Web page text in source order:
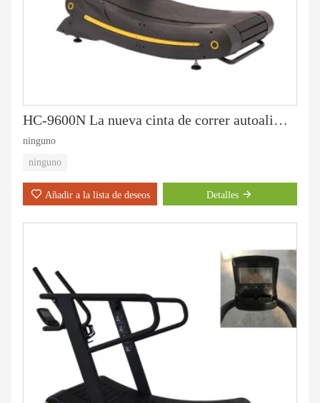
HC-9600N La nueva cinta de correr autoalimentada
ninguno
ninguno
Añadir a la lista de deseos Detalles